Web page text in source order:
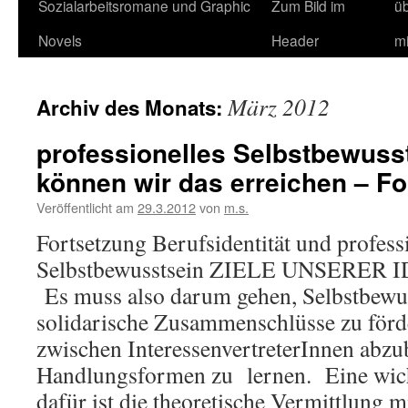
Sozialarbeitsromane und Graphic
Novels
Zum Bild im
Header
Archiv des Monats:März 2012
professionelles
können wir das erreichen –
Veröffentlicht am 29.3.2012von m.s.
Fortsetzung Berufsidentität und
Selbstbewusstsein ZIELE
Es muss also darum gehen,
solidarische Zusammenschlüsse zu
zwischen InteressenvertreterInnen
Handlungsformen zu lernen. Eine
dafür ist die theoretische Vermittlung